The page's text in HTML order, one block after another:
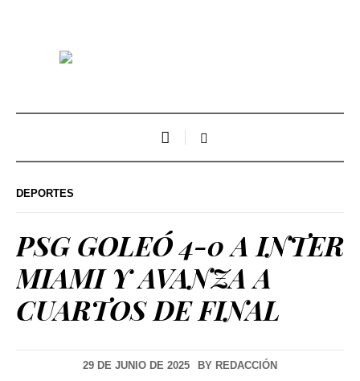
DEPORTES
PSG GOLEÓ 4-0 A INTER
MIAMI Y AVANZA A
CUARTOS DE FINAL
29 DE JUNIO DE 2025 BY REDACCIÓN